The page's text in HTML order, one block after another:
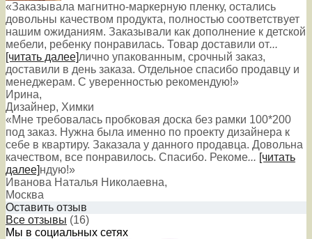
«Заказывала магнитно-маркерную пленку, остались
довольны качеством продукта, полностью соответствует
нашим ожиданиям. Заказывали как дополнение к детской
мебели, ребенку понравилась. Товар доставили от...
[читать далее]лично упакованным, срочный заказ,
доставили в день заказа. Отдельное спасибо продавцу и
менеджерам. С уверенностью рекомендую!»
Ирина,
Дизайнер, Химки
«Мне требовалась пробковая доска без рамки 100*200
под заказ. Нужна была именно по проекту дизайнера к
себе в квартиру. Заказала у данного продавца. Довольна
качеством, все понравилось. Спасибо. Рекоме... [читать
далее]ндую!»
Иванова Наталья Николаевна,
Москва
Оставить отзыв
Все отзывы (16)
Мы в социальных сетях